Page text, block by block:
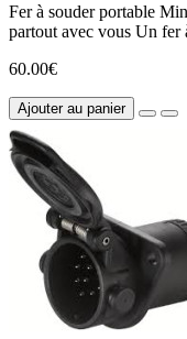
Fer à souder portable
partout avec vous Un fer
60.00€
Ajouter au panier